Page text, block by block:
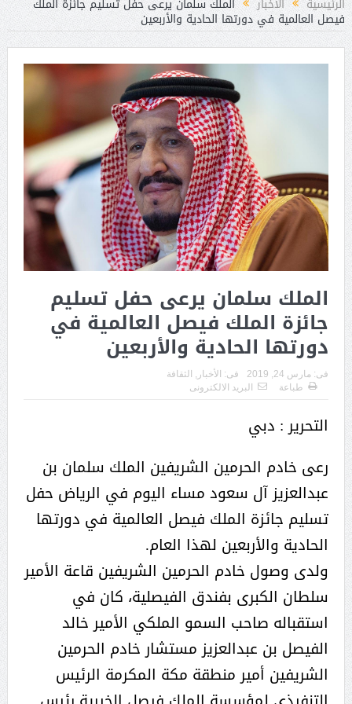
فيصل العالمية في دورتها الحادية والأربعين
الملك سلمان يرعى حفل تسليم
جائزة الملك فيصل العالمية في
دورتها الحادية والأربعين
فى: مارس 24, 2019 فى: الأخبار , الثقافة
طباعة
البريد الالكترونى
التحرير : دبي
رعى خادم الحرمين الشريفين الملك سلمان بن
عبدالعزيز آل سعود مساء اليوم في الرياض حفل
تسليم جائزة الملك فيصل العالمية في دورتها
الحادية والأربعين لهذا العام.
ولدى وصول خادم الحرمين الشريفين قاعة الأمير
سلطان الكبرى بفندق الفيصلية، كان في
استقباله صاحب السمو الملكي الأمير خالد
الفيصل بن عبدالعزيز مستشار خادم الحرمين
الشريفين أمير منطقة مكة المكرمة الرئيس